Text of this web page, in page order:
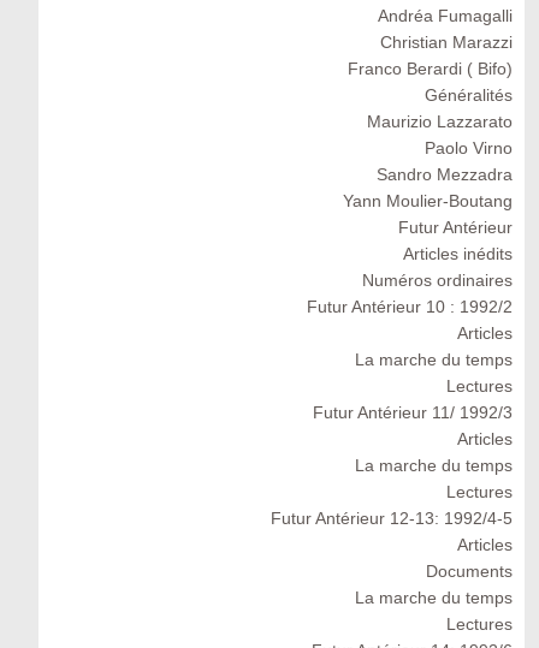
Andréa Fumagalli
Christian Marazzi
Franco Berardi ( Bifo)
Généralités
Maurizio Lazzarato
Paolo Virno
Sandro Mezzadra
Yann Moulier-Boutang
Futur Antérieur
Articles inédits
Numéros ordinaires
Futur Antérieur 10 : 1992/2
Articles
La marche du temps
Lectures
Futur Antérieur 11/ 1992/3
Articles
La marche du temps
Lectures
Futur Antérieur 12-13: 1992/4-5
Articles
Documents
La marche du temps
Lectures